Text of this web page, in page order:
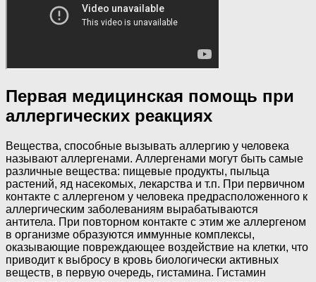
Первая медицинская помощь при
аллергических реакциях
Вещества, способные вызывать аллергию у человека
называют аллергенами. Аллергенами могут быть самые
различные вещества: пищевые продукты, пыльца
растений, яд насекомых, лекарства и т.п. При первичном
контакте с аллергеном у человека предрасположенного к
аллергическим заболеваниям вырабатываются
антитела. При повторном контакте с этим же аллергеном
в организме образуются иммунные комплексы,
оказывающие повреждающее воздействие на клетки, что
приводит к выбросу в кровь биологически активных
веществ, в первую очередь, гистамина. Гистамин